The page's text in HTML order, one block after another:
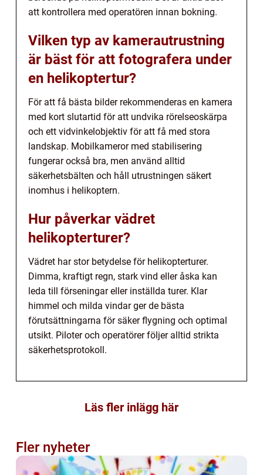
att kontrollera med operatören innan bokning.
Vilken typ av kamerautrustning
är bäst för att fotografera under
en helikoptertur?
För att få bästa bilder rekommenderas en kamera
med kort slutartid för att undvika rörelseoskärpa
och ett vidvinkelobjektiv för att få med stora
landskap. Mobilkameror med stabilisering
fungerar också bra, men använd alltid
säkerhetsbälten och håll utrustningen säkert
inomhus i helikoptern.
Hur påverkar vädret
helikopterturer?
Vädret har stor betydelse för helikopterturer.
Dimma, kraftigt regn, stark vind eller åska kan
leda till förseningar eller inställda turer. Klar
himmel och milda vindar ger de bästa
förutsättningarna för säker flygning och optimal
utsikt. Piloter och operatörer följer alltid strikta
säkerhetsprotokoll.
Läs fler inlägg här
Fler nyheter